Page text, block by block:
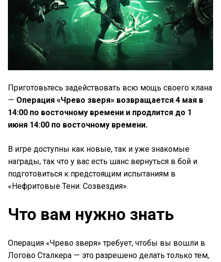
Приготовьтесь задействовать всю мощь своего клана
— Операция «Чрево зверя» возвращается 4 мая в
14:00 по восточному времени и продлится до 1
июня 14:00 по восточному времени.
В игре доступны как новые, так и уже знакомые
награды, так что у вас есть шанс вернуться в бой и
подготовиться к предстоящим испытаниям в
«Нефритовые Тени: Созвездия».
Что вам нужно знать
Операция «Чрево зверя» требует, чтобы вы вошли в
Логово Сталкера — это разрешено делать только тем,